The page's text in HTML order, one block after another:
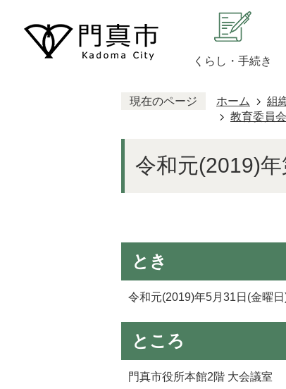
くらし・手続き
現在のページ ホーム 組
教育委員
令和元(2019)
とき
令和元(2019)年5月31日(金曜
ところ
門真市役所本館2階 大会議室